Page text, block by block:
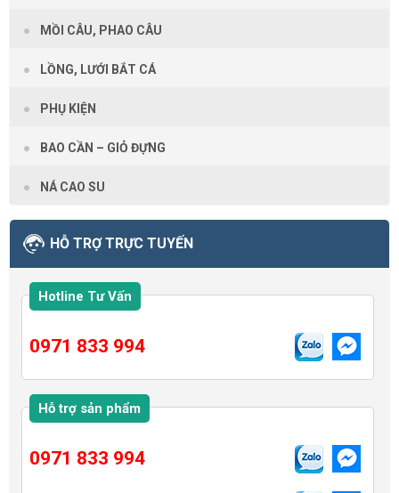
MỒI CÂU, PHAO CÂU
LỒNG, LƯỚI BẮT CÁ
PHỤ KIỆN
BAO CẦN – GIỎ ĐỰNG
NÁ CAO SU
HỖ TRỢ TRỰC TUYẾN
Hotline Tư Vấn
0971 833 994
Hỗ trợ sản phẩm
0971 833 994